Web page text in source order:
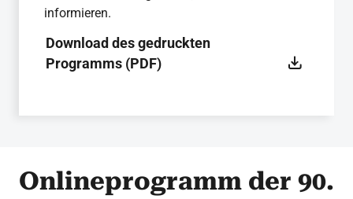
informieren.
Download des gedruckten
Programms (PDF)
Onlineprogramm der 90.